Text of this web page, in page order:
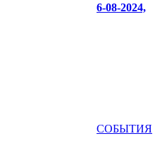
6-08-2024,
СОБЫТИЯ